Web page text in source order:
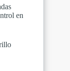
en